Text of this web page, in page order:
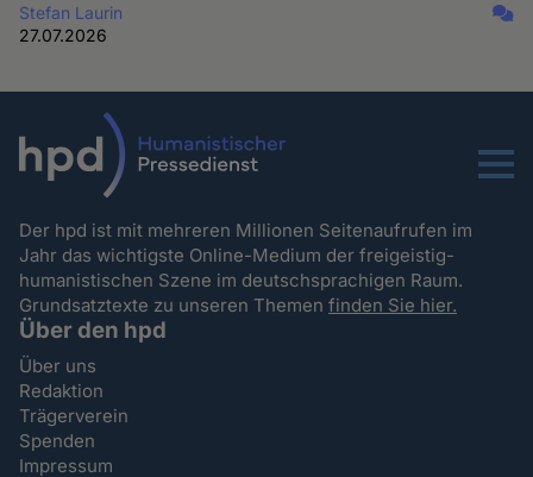
Stefan Laurin
27.07.2026
Menu
Der hpd ist mit mehreren Millionen Seitenaufrufen im
Jahr das wichtigste Online-Medium der freigeistig-
humanistischen Szene im deutschsprachigen Raum.
Grundsatztexte zu unseren Themenfinden Sie hier.
Über den hpd
Über uns
Redaktion
Trägerverein
Spenden
Impressum